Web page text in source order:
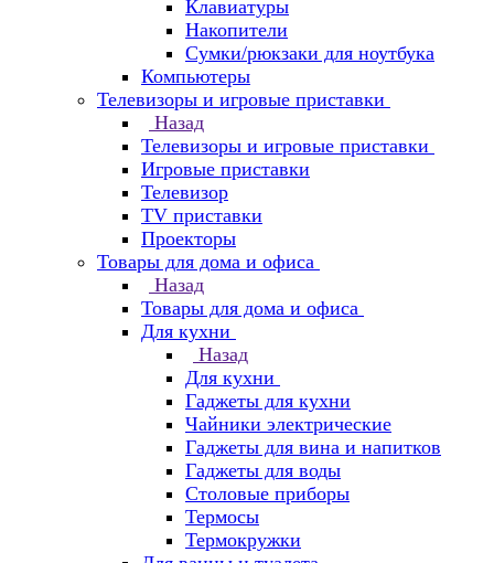
Клавиатуры
Накопители
Сумки/рюкзаки для ноутбука
Компьютеры
Телевизоры и игровые приставки
Назад
Телевизоры и игровые приставки
Игровые приставки
Телевизор
TV приставки
Проекторы
Товары для дома и офиса
Назад
Товары для дома и офиса
Для кухни
Назад
Для кухни
Гаджеты для кухни
Чайники электрические
Гаджеты для вина и напитков
Гаджеты для воды
Столовые приборы
Термосы
Термокружки